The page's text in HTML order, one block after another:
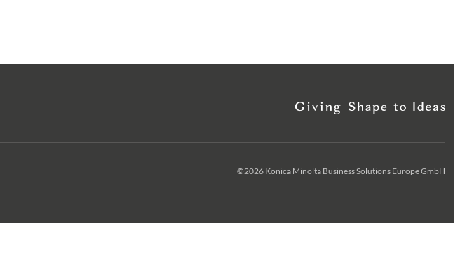
©2026 Konica Minolta Business Solutions Europe GmbH